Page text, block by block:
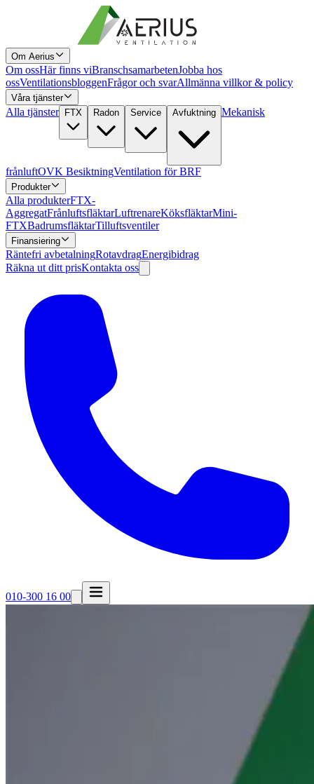
Om Aerius
Om ossHär finns viBranschsamarbetenJobba hos
ossVentilationsbloggenFrågor och svarAllmänna villkor & policy
Våra tjänster
Alla tjänster FTX Radon Service Avfuktning Mekanisk
frånluftOVK BesiktningVentilation för BRF
Produkter
Alla produkterFTX-
AggregatFrånluftsfläktarLuftrenareKöksfläktarMini-
FTXBadrumsfläktarTilluftsventiler
Finansiering
Räntefri avbetalningRotavdragEnergibidrag
Räkna ut ditt prisKontakta oss
010-300 16 00